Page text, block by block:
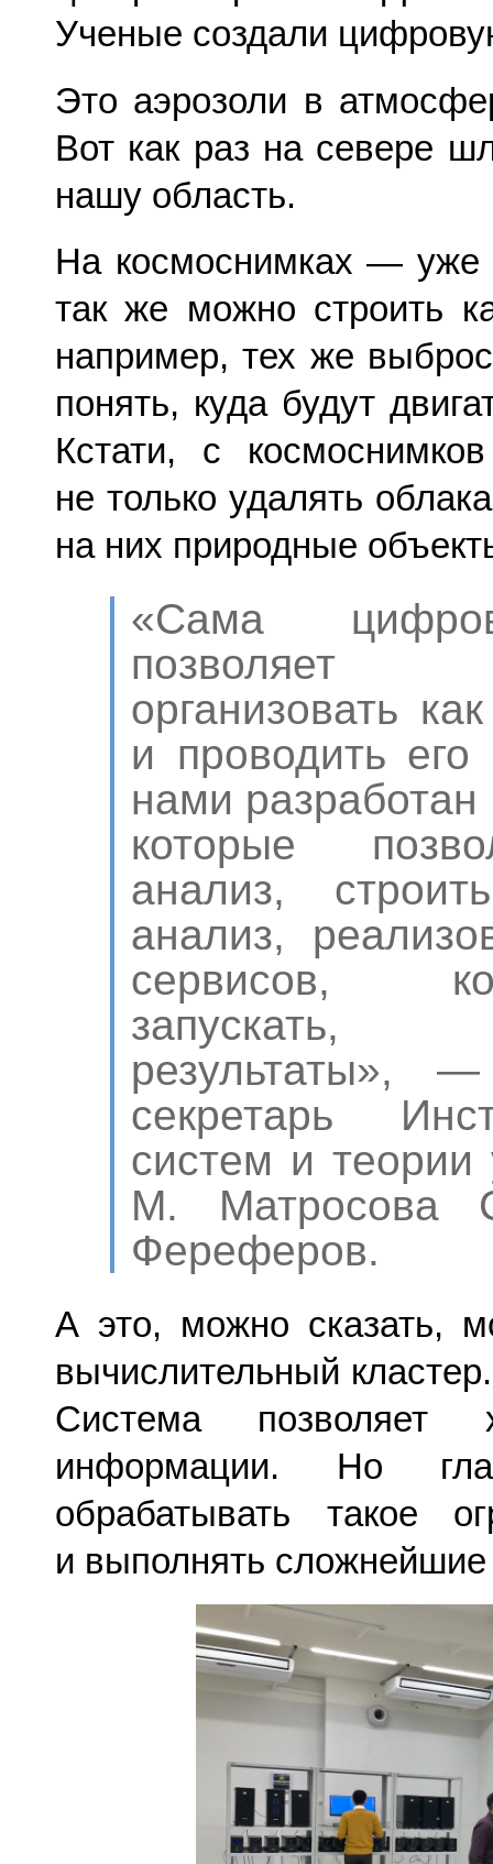
Ученые создали
Это аэрозоли в
Вот как раз на севере
нашу область.
На космоснимках — уже
так же можно строить
например, тех же
понять, куда будут
Кстати, с
не только удалять
на них природные
«Сама
позволяет
организовать
и проводить
нами
которые
анализ,
анализ,
сервисов,
запускать,
результаты»,
секретарь
систем и
М. Матросова
Фереферов.
А это, можно сказать,
вычислительный
Система позволяет
информации. Но
обрабатывать такое
и выполнять